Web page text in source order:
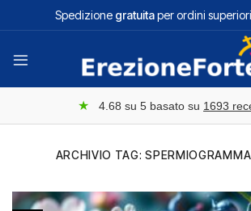
Spedizione gratuitaper ordini
★ 4.68 su 5 basato su 1693
ARCHIVIO TAG: